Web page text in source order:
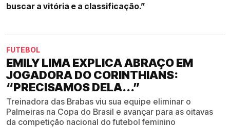
buscar a vitória e a classificação.”
FUTEBOL
EMILY LIMA EXPLICA ABRAÇO EM
JOGADORA DO CORINTHIANS:
“PRECISAMOS DELA...”
Treinadora das Brabas viu sua equipe eliminar o
Palmeiras na Copa do Brasil e avançar para as oitavas
da competição nacional do futebol feminino